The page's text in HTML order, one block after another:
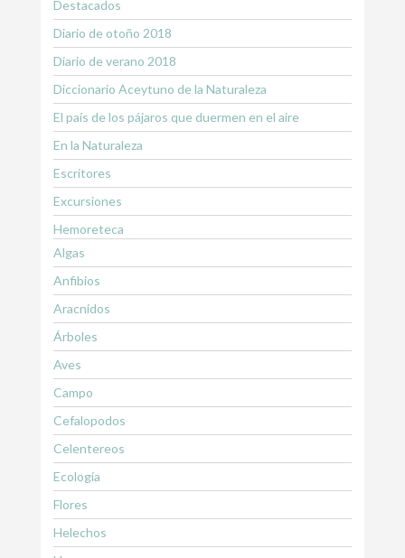
Destacados
Diario de otoño 2018
Diario de verano 2018
Diccionario Aceytuno de la Naturaleza
El país de los pájaros que duermen en el aire
En la Naturaleza
Escritores
Excursiones
Hemoreteca
Algas
Anfibios
Aracnidos
Árboles
Aves
Campo
Cefalopodos
Celentereos
Ecología
Flores
Helechos